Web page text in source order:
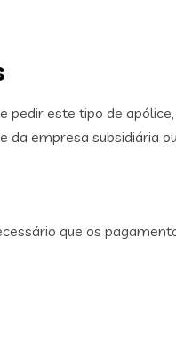
pedir este tipo de
da empresa subsidiária
que os